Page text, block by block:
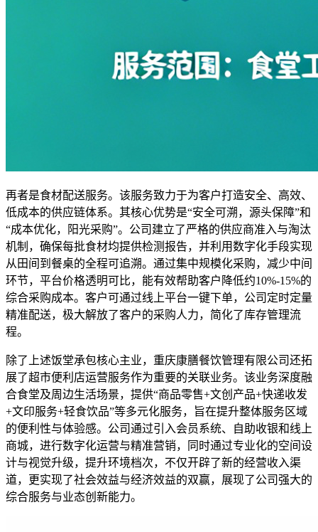
再者是食材配送服务。该服务致力于为客户打造安全、高效、
低成本的供应链体系。其核心优势是“安全可溯，源头保障”和
“成本优化，阳光采购”。公司建立了严格的供应商准入与淘汰
机制，确保每批食材均提供检测报告，并利用数字化手段实现
从田间到餐桌的全程可追溯。通过集中规模化采购，减少中间
环节，平台价格透明可比，能有效帮助客户降低约10%-15%的
综合采购成本。客户可通过线上平台一键下单，公司定时定量
精准配送，极大解放了客户的采购人力，简化了库存管理流
程。
除了上述饭堂承包核心主业，重庆康膳餐饮管理有限公司还拓
展了超市便利店运营服务作为重要的关联业务。该业务深度融
合食堂及周边生活场景，提供“商品零售+文创产品+快递收发
+文印服务+轻食饮品”等多元化服务，旨在提升整体服务区域
的便利性与体验感。公司通过引入会员系统、自助收银和线上
商城，进行数字化运营与精准营销，同时通过专业化的空间设
计与视觉升级，提升环境档次，不仅开辟了新的经营收入渠
道，更实现了社会效益与经济效益的双赢，展现了公司强大的
综合服务与业态创新能力。